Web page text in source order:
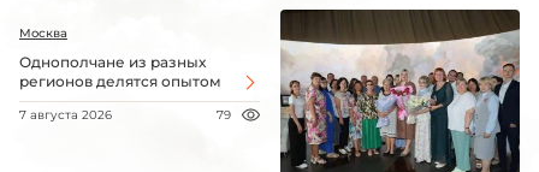
Москва
Однополчане из разных
регионов делятся опытом
7 августа 2026 79